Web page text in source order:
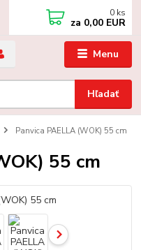
Menu
Hľadať
0 ks
za 0,00 EUR
Panvica PAELLA (WOK) 55 cm
55 cm